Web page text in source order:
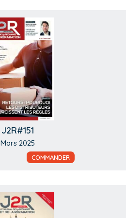
J2R#151
Mars 2025
COMMANDER